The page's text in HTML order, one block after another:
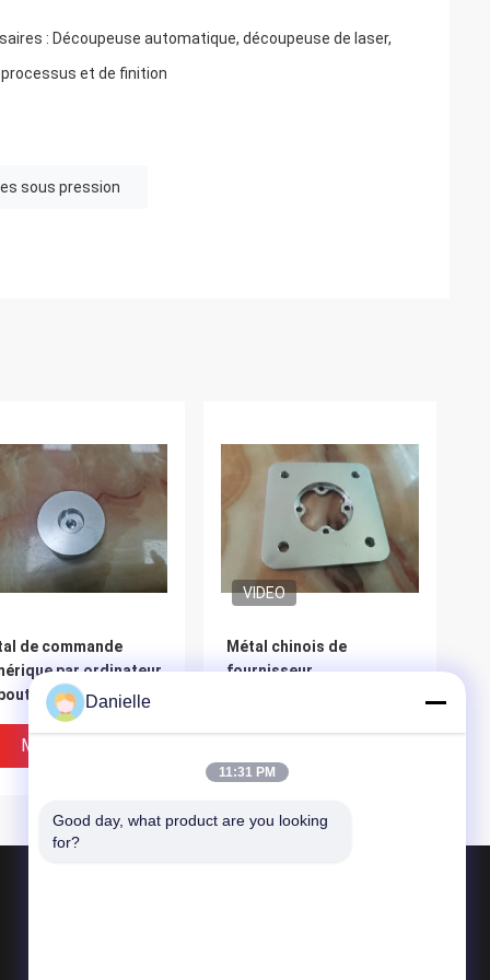
: Découpeuse automatique, découpeuse de laser,
et de finition
sous pression
de commande
par ordinateur
des
autour des pièces
Meilleur Prix
VIDEO
Métal chinois de
fournisseur
Danielle
11:31 PM
Good day, what product are you looking
for?